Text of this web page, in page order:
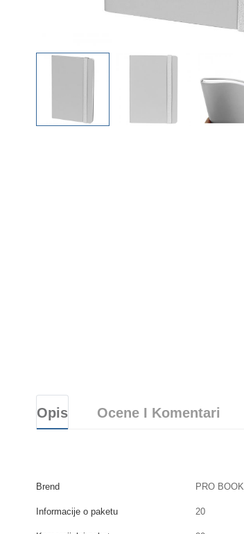
Opis Ocene I Komentari
Brend PRO BOOK
Informacije o paketu 20